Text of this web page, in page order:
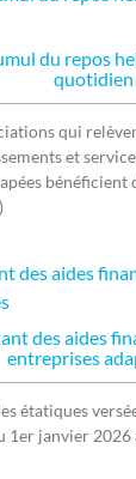
du repos
quotidien
qui
et
des aides
entreprises
étatiques
1er janvier